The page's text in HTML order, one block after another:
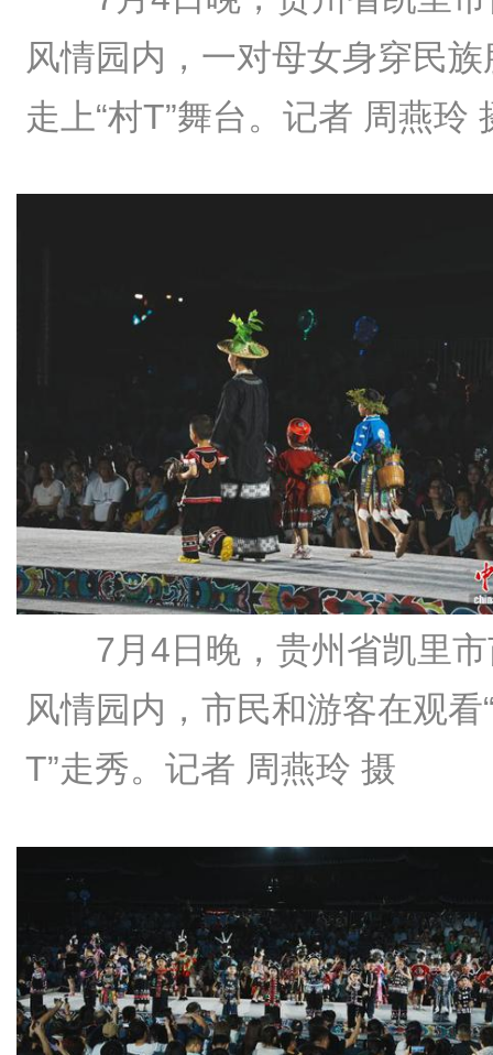
风情园内，一对母女身穿民族
走上“村T”舞台。记者 周燕玲
7月4日晚，贵州省凯里
风情园内，市民和游客在观看
T”走秀。记者 周燕玲 摄